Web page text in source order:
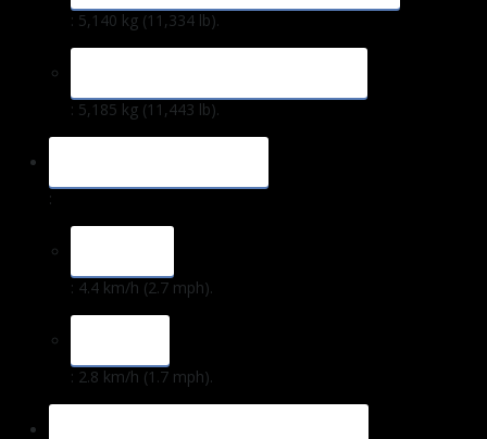
: 5,140 kg (11,334 lb).
: 5,185 kg (11,443 lb).
:
: 4.4 km/h (2.7 mph).
: 2.8 km/h (1.7 mph).